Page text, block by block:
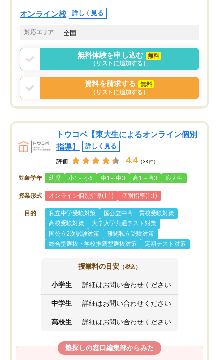
オンライン校 詳しく見る
対応エリア 全国
無料体験を申し込む
無料
（リストに追加する）
資料を請求する
無料
（リストに追加する）
トウコベ【東大生によるオンライン個別
指導】
詳しく見る
評価 4.4 （38件）
対象学年 幼児 小1～小6 中1～中3 高1～高3 浪人生
授業形式 オンライン個別指導(1:1) 個別指導(1:1)
目的 私立中学受験対策
国公立中高一貫校受験対策
高校受験対策
大学入学共通テスト対策
国公立2次試験対策
難関私立受験対策
総合型選抜・学校推薦型選抜対策
定期テスト対策
授業料の目安 （税込）
小学生 詳細はお問い合わせください
中学生 詳細はお問い合わせください
高校生 詳細はお問い合わせください
塾探しの窓口編集部からみた